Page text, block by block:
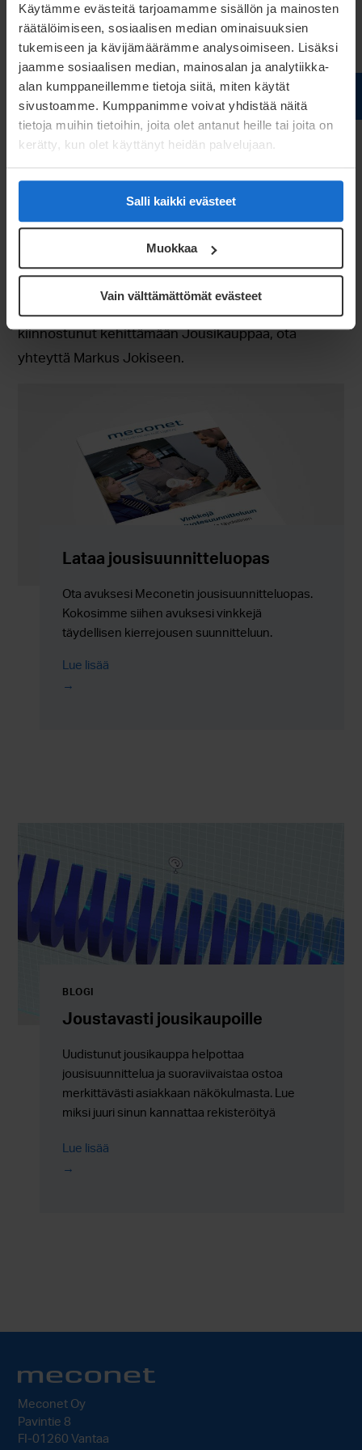
Käytämme evästeitä tarjoamamme sisällön ja mainosten
räätälöimiseen, sosiaalisen median ominaisuuksien
tukemiseen ja kävijämäärämme analysoimiseen. Lisäksi
jaamme sosiaalisen median, mainosalan ja analytiikka-
alan kumppaneillemme tietoja siitä, miten käytät
sivustoamme. Kumppanimme voivat yhdistää näitä
tietoja muihin tietoihin, joita olet antanut heille tai joita on
kerätty, kun olet käyttänyt heidän palvelujaan.
Salli kaikki evästeet
Muokkaa
Vain välttämättömät evästeet
Tule mukaan kehittämään
Jousikauppaa
Jokinen kertoo tiiminsä kehittävän Jousikauppaa
jatkuvasti. Kehitysvaiheissa havaittuja asioita
Jousikaupan asiakkailta toivotaan palautetta ja
koekäyttäjäjoukkoa testaamaan ja antamaan
palautetta. Tiedostamme, ettei Jousikauppa ole
kiinnostunut kehittämään Jousikauppaa, ota
yhteyttä Markus Jokiseen.
Lataa jousisuunnitteluopas
Ota avuksesi Meconetin jousisuunnitteluopas.
Kokosimme siihen avuksesi vinkkejä
täydellisen kierrejousen suunnitteluun.
Lue lisää
BLOGI
Joustavasti jousikaupoille
Uudistunut jousikauppa helpottaa
jousisuunnittelua ja suoraviivaistaa ostoa
merkittävästi asiakkaan näkökulmasta. Lue
miksi juuri sinun kannattaa rekisteröityä
Lue lisää
Meconet Oy
Pavintie 8
FI-01260 Vantaa